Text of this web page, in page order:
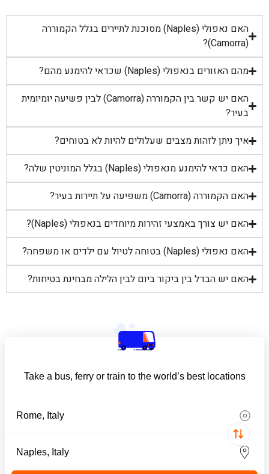
האם נאפולי (Naples) מסוכנת לתיירים בגלל הקמוררה
(Camorra)?
מהם האזורים בנאפולי (Naples) שכדאי להימנע מהם?
האם יש קשר בין הקמוררה (Camorra) לבין פשיעה יומיומית
בעיר?
איך ניתן לזהות מצבים שעלולים להיות לא בטוחים?
האם כדאי להימנע מנאפולי (Naples) בגלל המוניטין שלה?
האם הקמוררה (Camorra) משפיעה על תיירות בעיר?
האם יש צורך באמצעי זהירות מיוחדים בנאפולי (Naples)?
האם נאפולי (Naples) בטוחה לטיול עם ילדים או משפחה?
האם יש הבדל בין ביקור ביום לבין הלילה מבחינת בטיחות?
Take a bus, ferry or train to the world’s best locations